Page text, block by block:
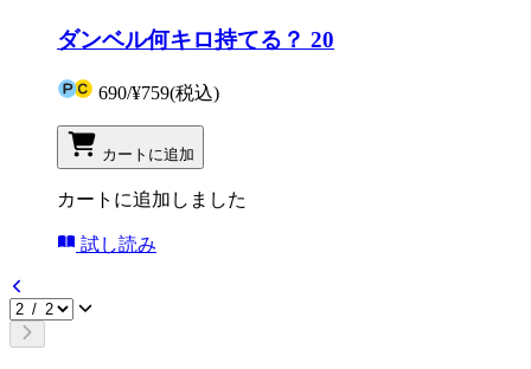
ダンベル何キロ持てる？ 20
690/¥759(税込)
カートに追加
カートに追加しました
試し読み